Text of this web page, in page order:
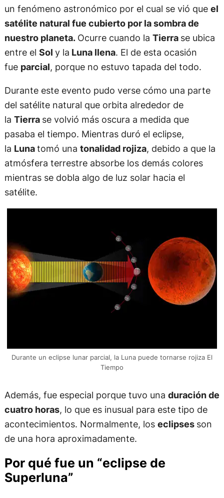
un fenómeno astronómico por el cual se vió que el
satélite natural fue cubierto por la sombra de
nuestro planeta. Ocurre cuando la Tierra se ubica
entre el Sol y la Luna llena. El de esta ocasión
fue parcial, porque no estuvo tapada del todo.
Durante este evento pudo verse cómo una parte
del satélite natural que orbita alrededor de
la Tierra se volvió más oscura a medida que
pasaba el tiempo. Mientras duró el eclipse,
la Lunatomó una tonalidad rojiza, debido a que la
atmósfera terrestre absorbe los demás colores
mientras se dobla algo de luz solar hacia el
satélite.
Durante un eclipse lunar parcial, la Luna puede tornarse rojiza El
Tiempo
Además, fue especial porque tuvo una duración de
cuatro horas, lo que es inusual para este tipo de
acontecimientos. Normalmente, los eclipses son
de una hora aproximadamente.
Por qué fue un “eclipse de
Superluna”